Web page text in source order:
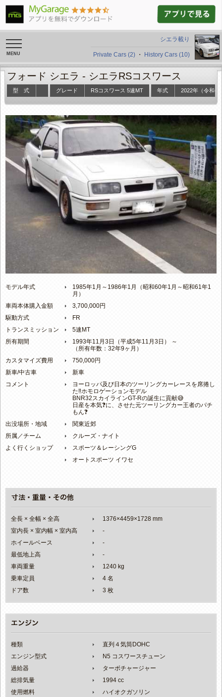
toggle
navigation
シエラ載り
Private Cars (2) ・ History Cars (10)
フォード シエラ - シエラRSコスワース
型 式 グレード RSコスワース 5速MT 年式 2022年（令和4
モデル年式
1985年1月～1986年1月（昭和60年1月～昭和61年1
月）
車両本体購入金額
3,700,000円
駆動方式
FR
トランスミッション
5速MT
所有期間
1993年11月3日（平成5年11月3日） ～
（所有年数：32年9ヶ月）
カスタマイズ費用
750,000円
新車/中古車
新車
コメント
ヨーロッパ及び日本のツーリングカーレースを席捲し
た‼️ホモロゲーションモデル
BNR32スカイラインGT-Rの誕生に貢献😅
日産を本気❓️に、させた元ツーリングカー王者のパチ
もん❓️
出没場所・地域
関東近郊
所属／チーム
クルーズ・ナイト
よく行くショップ
スポーツ＆レーシングG
オートスポーツ イワセ
全長 × 全幅 × 全高
1376×4459×1728 mm
室内長 × 室内幅 × 室内高
-
ホイールベース
-
最低地上高
-
車両重量
1240 kg
乗車定員
4 名
ドア数
3 枚
種類
直列４気筒DOHC
エンジン型式
N5 コスワースチューン
過給器
ターボチャージャー
総排気量
1994 cc
使用燃料
ハイオクガソリン